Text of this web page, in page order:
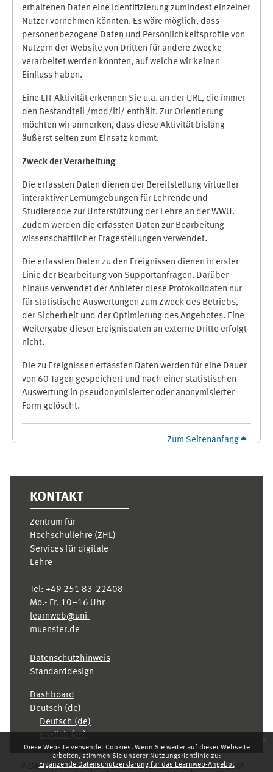
Diese Website verwendet Cookies. Wenn Sie weiter auf dieser Webseite
arbeiten, stimmen Sie unserer Nutzungsrichtlinie zu:
Ergänzende Datenschutzerklärung für das Learnweb-Angebot
x
erhaltenen Daten eine Identifizierung zumindest einzelner
Nutzer vornehmen könnten. Es wäre möglich, dass
personenbezogene Daten und Persönlichkeitsprofile von
Nutzern der Website von Dritten für andere Zwecke
verarbeitet werden könnten, auf welche wir keinen
Einfluss haben.
Eine LTI-Aktivität erkennen Sie u.a. an der URL, die immer
den Bestandteil /mod/lti/ enthält. Zur Orientierung
möchten wir anmerken, dass diese Aktivität bislang
äußerst selten zum Einsatz kommt.
Zweck der Verarbeitung
Die erfassten Daten dienen der Bereitstellung virtueller
interaktiver Lernumgebungen für Lehrende und
Studierende zur Unterstützung der Lehre an der WWU.
Zudem werden die erfassten Daten zur Bearbeitung
wissenschaftlicher Fragestellungen verwendet.
Die erfassten Daten zu den Ereignissen dienen in erster
Linie der Bearbeitung von Supportanfragen. Darüber
hinaus verwendet der Anbieter diese Protokolldaten nur
für statistische Auswertungen zum Zweck des Betriebs,
der Sicherheit und der Optimierung des Angebotes. Eine
Weitergabe dieser Ereignisdaten an externe Dritte erfolgt
nicht.
Die zu Ereignissen erfassten Daten werden für eine Dauer
von 60 Tagen gespeichert und nach einer statistischen
Auswertung in pseudonymisierter oder anonymisierter
Form gelöscht.
Zum Seitenanfang
KONTAKT
Zentrum für
Hochschullehre (ZHL)
Services für digitale
Lehre
Tel: +49 251 83-22408
Mo.- Fr. 10–16 Uhr
learnweb@uni-
muenster.de
Datenschutzhinweis
Standarddesign
Dashboard
Deutsch ‎(de)‎
Deutsch ‎(de)‎
INDEX KARRIERE DATENSCHUTZHINWEIS
IMPRESSUM